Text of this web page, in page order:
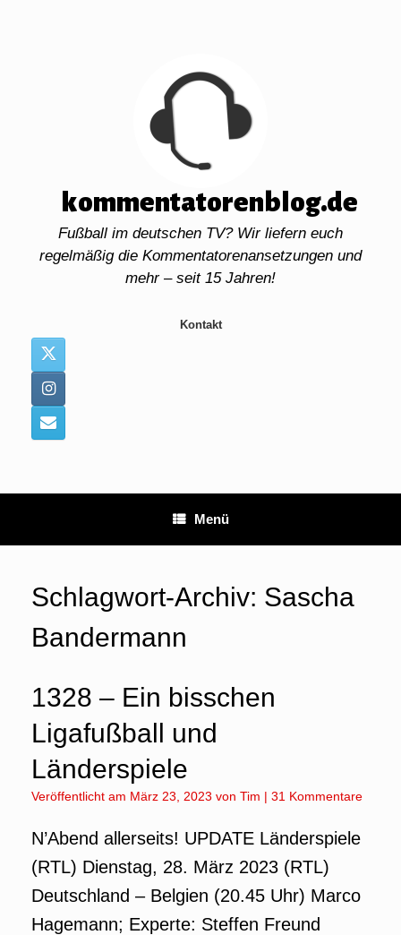
kommentatorenblog.de
Fußball im deutschen TV? Wir liefern euch
regelmäßig die Kommentatorenansetzungen und
mehr – seit 15 Jahren!
Kontakt
Menü
Schlagwort-Archiv: Sascha
Bandermann
1328 – Ein bisschen
Ligafußball und
Länderspiele
Veröffentlicht am März 23, 2023 von Tim | 31 Kommentare
N’Abend allerseits! UPDATE Länderspiele
(RTL) Dienstag, 28. März 2023 (RTL)
Deutschland – Belgien (20.45 Uhr) Marco
Hagemann; Experte: Steffen Freund